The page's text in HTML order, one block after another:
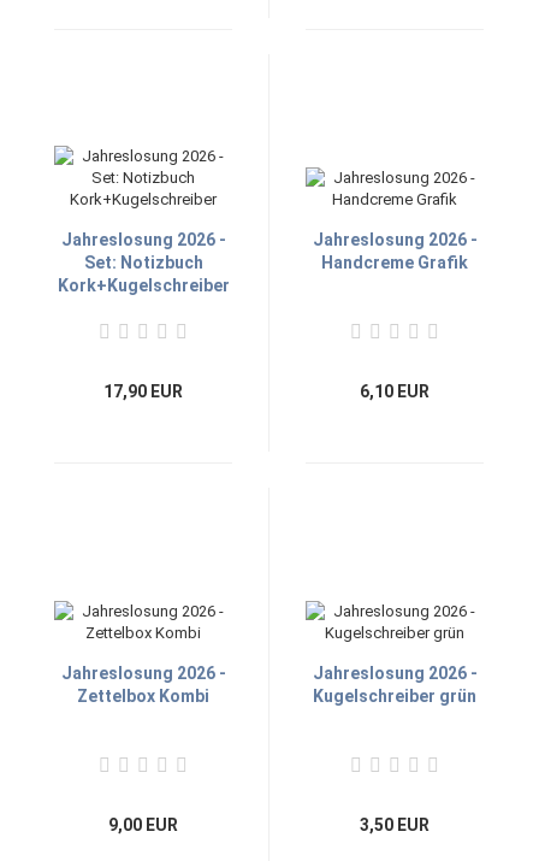
Jahreslosung 2026 -
Set: Notizbuch
Kork+Kugelschreiber
17,90 EUR
Jahreslosung 2026 -
Handcreme Grafik
6,10 EUR
Jahreslosung 2026 -
Zettelbox Kombi
9,00 EUR
Jahreslosung 2026 -
Kugelschreiber grün
3,50 EUR